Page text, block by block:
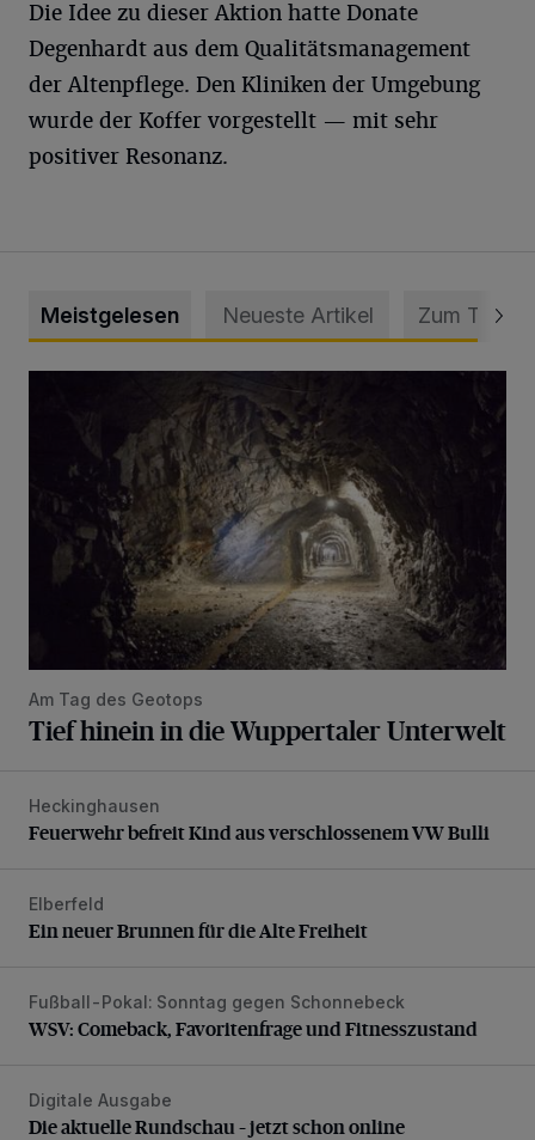
Die Idee zu dieser Aktion hatte Donate
Degenhardt aus dem Qualitätsmanagement
der Altenpflege. Den Kliniken der Umgebung
wurde der Koffer vorgestellt — mit sehr
positiver Resonanz.
Meistgelesen Neueste Artikel Zum Thema
Am Tag des Geotops
Tief hinein in die Wuppertaler Unterwelt
Feuerwehr befreit Kind aus verschlossenem VW Bulli
Heckinghausen
Feuerwehr befreit Kind aus verschlossenem VW Bulli
Ein neuer Brunnen für die Alte Freiheit
Elberfeld
Ein neuer Brunnen für die Alte Freiheit
WSV: Comeback, Favoritenfrage und Fitnesszustand
Fußball-Pokal: Sonntag gegen Schonnebeck
WSV: Comeback, Favoritenfrage und Fitnesszustand
Die aktuelle Rundschau – jetzt schon online
Digitale Ausgabe
Die aktuelle Rundschau – jetzt schon online